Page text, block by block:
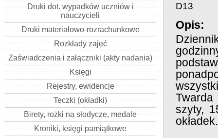
Druki dot. wypadków uczniów i
nauczycieli
Druki materiałowo-rozrachunkowe
Rozkłady zajęć
Zaświadczenia i załączniki (akty nadania)
Księgi
Rejestry, ewidencje
Teczki (okładki)
Birety, rożki na słodycze, medale
Kroniki, księgi pamiątkowe
D13
Opis:
Twarda
szyty,